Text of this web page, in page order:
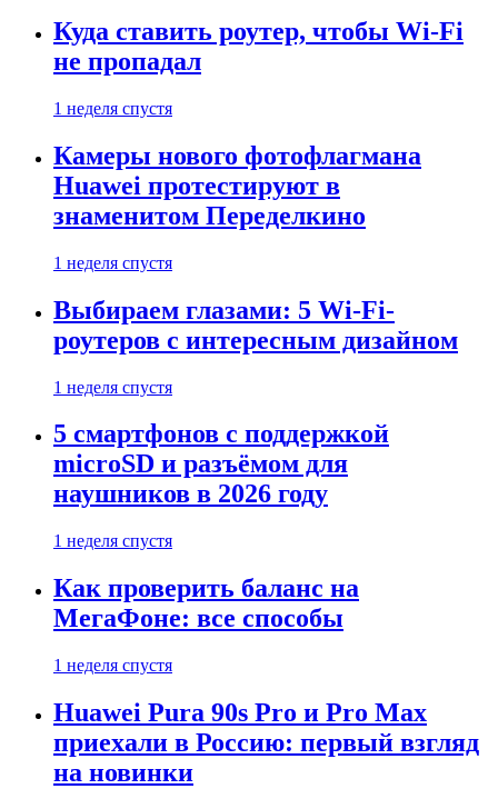
Куда ставить роутер, чтобы Wi-Fi
не пропадал
1 неделя спустя
Камеры нового фотофлагмана
Huawei протестируют в
знаменитом Переделкино
1 неделя спустя
Выбираем глазами: 5 Wi-Fi-
роутеров с интересным дизайном
1 неделя спустя
5 смартфонов с поддержкой
microSD и разъёмом для
наушников в 2026 году
1 неделя спустя
Как проверить баланс на
МегаФоне: все способы
1 неделя спустя
Huawei Pura 90s Pro и Pro Max
приехали в Россию: первый взгляд
на новинки